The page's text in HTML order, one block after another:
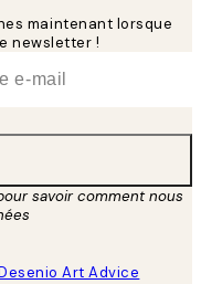
maintenant lorsque
newsletter !
savoir comment nous
Art Advice